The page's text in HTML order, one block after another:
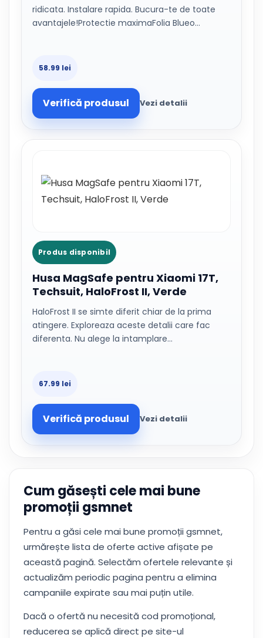
ridicata. Instalare rapida. Bucura-te de toate
avantajele!Protectie maximaFolia Blueo…
58.99 lei
Verifică produsul Vezi detalii
Produs disponibil
Husa MagSafe pentru Xiaomi 17T,
Techsuit, HaloFrost II, Verde
HaloFrost II se simte diferit chiar de la prima
atingere. Exploreaza aceste detalii care fac
diferenta. Nu alege la intamplare…
67.99 lei
Verifică produsul Vezi detalii
Cum găsești cele mai bune
promoții gsmnet
Pentru a găsi cele mai bune promoții gsmnet,
urmărește lista de oferte active afișate pe
această pagină. Selectăm ofertele relevante și
actualizăm periodic pagina pentru a elimina
campaniile expirate sau mai puțin utile.
Dacă o ofertă nu necesită cod promoțional,
reducerea se aplică direct pe site-ul